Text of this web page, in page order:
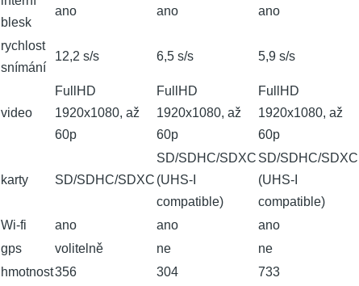
blesk
ano ano ano
rychlost
snímání
12,2 s/s 6,5 s/s 5,9 s/s
video
FullHD
1920x1080, až
60p
FullHD
1920x1080, až
60p
FullHD
1920x1080, až
60p
karty SD/SDHC/SDXC
SD/SDHC/SDXC
(UHS-I
compatible)
SD/SDHC/SDXC
(UHS-I
compatible)
Wi-fi ano ano ano
gps
volitelně ne ne
hmotnost356 304 733